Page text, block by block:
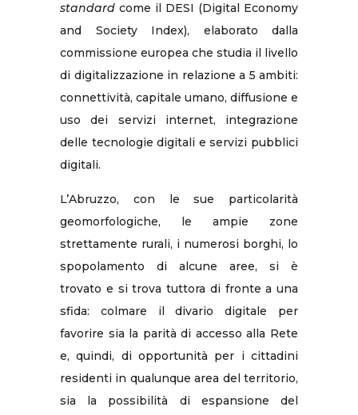
standard come il DESI (Digital Economy
and Society Index), elaborato dalla
commissione europea che studia il livello
di digitalizzazione in relazione a 5 ambiti:
connettività, capitale umano, diffusione e
uso dei servizi internet, integrazione
delle tecnologie digitali e servizi pubblici
digitali.
L’Abruzzo, con le sue particolarità
geomorfologiche, le ampie zone
strettamente rurali, i numerosi borghi, lo
spopolamento di alcune aree, si è
trovato e si trova tuttora di fronte a una
sfida: colmare il divario digitale per
favorire sia la parità di accesso alla Rete
e, quindi, di opportunità per i cittadini
residenti in qualunque area del territorio,
sia la possibilità di espansione del